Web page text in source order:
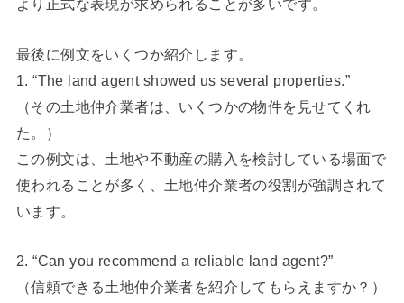
より正式な表現が求められることが多いです。
最後に例文をいくつか紹介します。
1. “The land agent showed us several properties.”
（その土地仲介業者は、いくつかの物件を見せてくれ
た。）
この例文は、土地や不動産の購入を検討している場面で
使われることが多く、土地仲介業者の役割が強調されて
います。
2. “Can you recommend a reliable land agent?”
（信頼できる土地仲介業者を紹介してもらえますか？）